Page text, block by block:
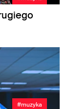
#muzyka